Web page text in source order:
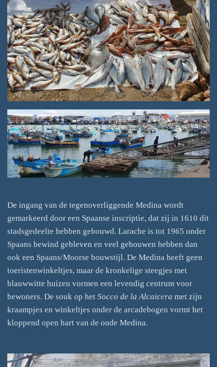
De ingang van de tegenoverliggende Medina wordt
gemarkeerd door een Spaanse inscriptie, dat zij in 1610 dit
stadsgedeelte hebben gebouwd. Larache is tot 1965 onder
Spaans bewind gebleven en veel gebouwen hebben dan
ook een Spaans/Moorse bouwstijl. De Medina heeft geen
toeristenwinkeltjes, maar de kronkelige steegjes met
blauwwitte huizen vormen een levendig centrum voor
bewoners. De souk op het Socco de la Alcaicera met zijn
kraampjes en winkeltjes onder de arcadebogen vormt het
kloppend open hart van de oude Medina.